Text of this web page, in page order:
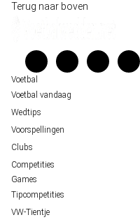
Belfast decor voor de loting
Wedgidsen
Verantwoord wedden
Over ons
Terug naar boven
Voetbal
Voetbal vandaag
Wedtips
Voorspellingen
Clubs
Competities
Games
Tipcompetities
VW-Tientje